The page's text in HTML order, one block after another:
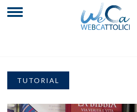
TUTORIAL